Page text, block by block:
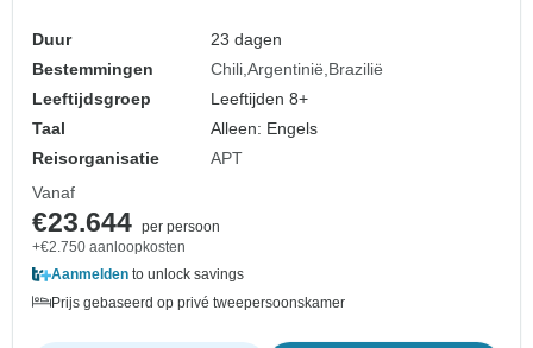
Duur
23 dagen
Bestemmingen
Chili Argentinië Brazilië
Leeftijdsgroep
Leeftijden 8+
Taal
Alleen: Engels
Reisorganisatie
APT
Vanaf
€23.644 per persoon
+€2.750 aanloopkosten
Aanmelden to unlock savings
Prijs gebaseerd op privé tweepersoonskamer